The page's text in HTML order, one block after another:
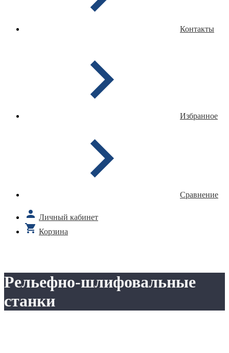
Контакты
Избранное
Сравнение
Личный кабинет
Корзина
Рельефно-шлифовальные
станки